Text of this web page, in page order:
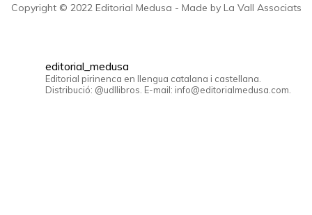
Copyright © 2022 Editorial Medusa - Made by La Vall Associats
editorial_medusa
Editorial pirinenca en llengua catalana i castellana.
Distribució: @udllibros. E-mail: info@editorialmedusa.com.